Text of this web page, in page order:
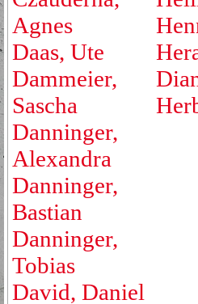
Agnes
Daas, Ute
Dammeier,
Sascha
Danninger,
Alexandra
Danninger,
Bastian
Danninger,
Tobias
David, Daniel